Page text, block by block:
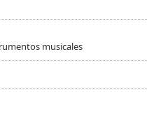
musicales